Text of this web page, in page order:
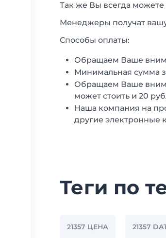
Так же Вы всегда можете
Менеджеры получат
Способы оплаты:
Обращаем Ваше
Минимальная сумма
Обращаем Ваше
может стоить и 20
Наша компания на
другие электронные
Теги по
21357 ЦЕНА 21357